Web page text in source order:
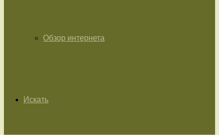
Обзор интернета
Искать